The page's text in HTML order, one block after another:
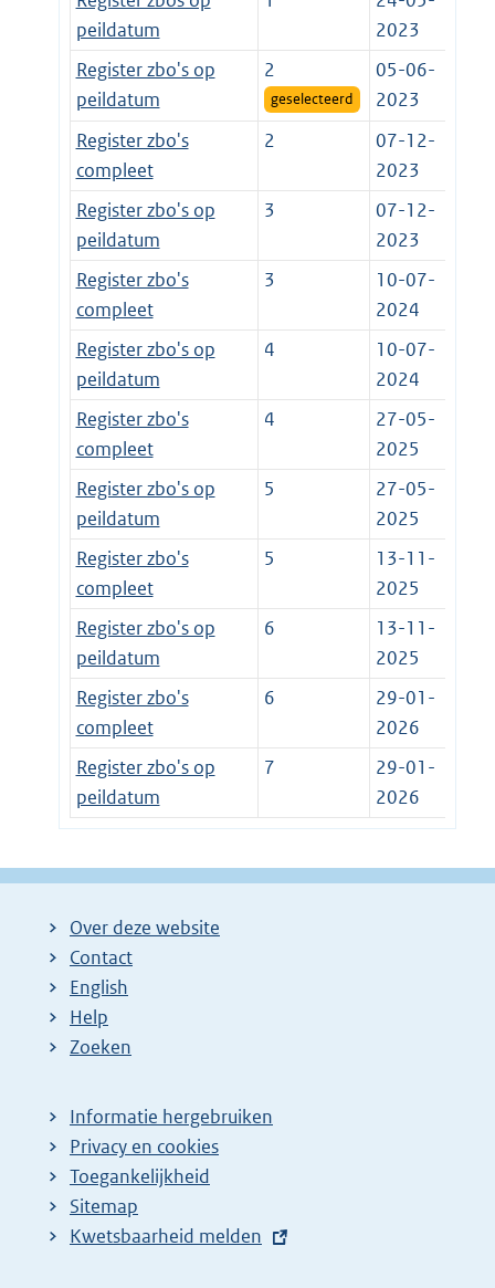
peildatum
2023
Register zbo's op
peildatum
2
geselecteerd
05-06-
2023
Register zbo's
compleet
2
07-12-
2023
Register zbo's op
peildatum
3
07-12-
2023
Register zbo's
compleet
3
10-07-
2024
Register zbo's op
peildatum
4
10-07-
2024
Register zbo's
compleet
4
27-05-
2025
Register zbo's op
peildatum
5
27-05-
2025
Register zbo's
compleet
5
13-11-
2025
Register zbo's op
peildatum
6
13-11-
2025
Register zbo's
compleet
6
29-01-
2026
Register zbo's op
peildatum
7
29-01-
2026
Over deze website
Contact
English
Help
Zoeken
Informatie hergebruiken
Privacy en cookies
Toegankelijkheid
Sitemap
E
Kwetsbaarheid melden